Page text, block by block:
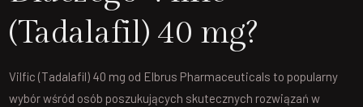
(Tadalafil) 40 mg?
Vilfic (Tadalafil) 40 mg od Elbrus Pharmaceuticals to popularny
wybór wśród osób poszukujących skutecznych rozwiązań w